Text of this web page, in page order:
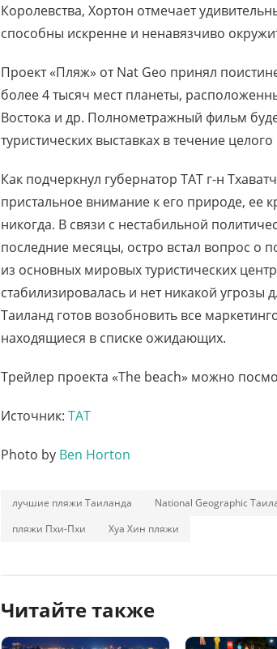
Королевства, Хортон отмечает
способны искренне и ненавязчиво
Проект «Пляж» от Nat Geo принял
более 4 тысяч мест планеты,
Востока и др. Полнометражный фильм
туристических выставках в течение целого
Как подчеркнул губернатор ТАТ г-н
пристальное внимание к его природе, ее
никогда. В связи с нестабильной
последние месяцы, остро встал вопрос о
из основных мировых туристических
стабилизировалась и нет никакой угрозы
Таиланд готов возобновить все
находящиеся в списке ожидающих.
Трейлер проекта «The beach» можно
Источник: ТАТ
Photo by Ben Horton
лучшие пляжи Таиланда National Geographic
пляжи Пхи-Пхи
Хуа Хин пляжи
Читайте также